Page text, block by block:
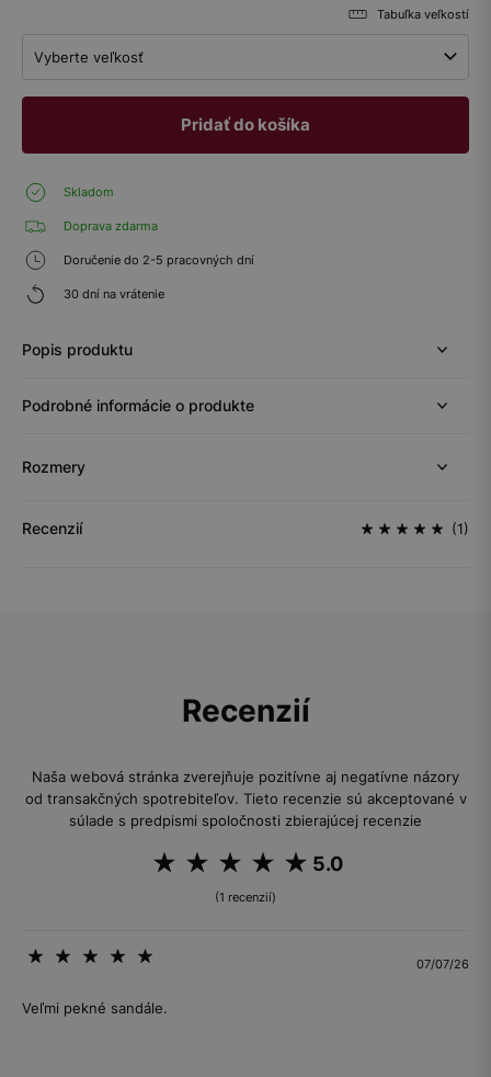
Tabuľka veľkostí
Vyberte veľkosť
Pridať do košíka
Skladom
Doprava zdarma
Doručenie do 2-5 pracovných dní
30 dní na vrátenie
Popis produktu
Podrobné informácie o produkte
Rozmery
Recenzií (1)
Recenzií
Naša webová stránka zverejňuje pozitívne aj negatívne názory
od transakčných spotrebiteľov. Tieto recenzie sú akceptované v
súlade s predpismi spoločnosti zbierajúcej recenzie
5.0
(1 recenzií)
07/07/26
Veľmi pekné sandále.